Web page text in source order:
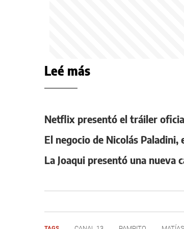
Leé más
Netflix presentó el tráiler
El negocio de Nicolás Paladini,
La Joaqui presentó una nueva